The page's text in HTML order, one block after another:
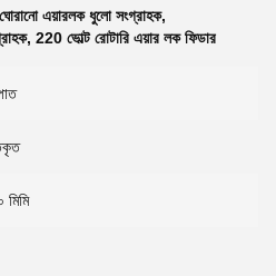
এয়ারলক ধুলো সংগ্রাহক,
, 220 ভোল্ট রোটারি এয়ার লক ফিডার